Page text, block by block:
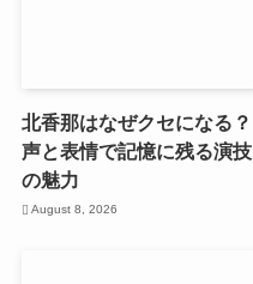
北香那はなぜクセになる？
声と表情で記憶に残る演技
の魅力
August 8, 2026